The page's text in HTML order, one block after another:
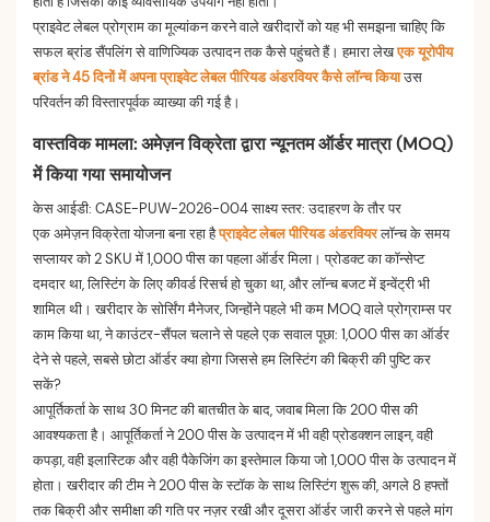
प्राइवेट लेबल प्रोग्राम का मूल्यांकन करने वाले खरीदारों को यह भी समझना चाहिए कि
सफल ब्रांड सैंपलिंग से वाणिज्यिक उत्पादन तक कैसे पहुंचते हैं। हमारा लेखएक यूरोपीय
ब्रांड ने 45 दिनों में अपना प्राइवेट लेबल पीरियड अंडरवियर कैसे लॉन्च कियाउस
परिवर्तन की विस्तारपूर्वक व्याख्या की गई है।
वास्तविक मामला: अमेज़न विक्रेता द्वारा न्यूनतम ऑर्डर मात्रा (MOQ)
में किया गया समायोजन
केस आईडी: CASE-PUW-2026-004 साक्ष्य स्तर: उदाहरण के तौर पर
एक अमेज़न विक्रेता योजना बना रहा हैप्राइवेट लेबल पीरियड अंडरवियरलॉन्च के समय
सप्लायर को 2 SKU में 1,000 पीस का पहला ऑर्डर मिला। प्रोडक्ट का कॉन्सेप्ट
दमदार था, लिस्टिंग के लिए कीवर्ड रिसर्च हो चुका था, और लॉन्च बजट में इन्वेंट्री भी
शामिल थी। खरीदार के सोर्सिंग मैनेजर, जिन्होंने पहले भी कम MOQ वाले प्रोग्राम्स पर
काम किया था, ने काउंटर-सैंपल चलाने से पहले एक सवाल पूछा: 1,000 पीस का ऑर्डर
देने से पहले, सबसे छोटा ऑर्डर क्या होगा जिससे हम लिस्टिंग की बिक्री की पुष्टि कर
सकें?
आपूर्तिकर्ता के साथ 30 मिनट की बातचीत के बाद, जवाब मिला कि 200 पीस की
आवश्यकता है। आपूर्तिकर्ता ने 200 पीस के उत्पादन में भी वही प्रोडक्शन लाइन, वही
कपड़ा, वही इलास्टिक और वही पैकेजिंग का इस्तेमाल किया जो 1,000 पीस के उत्पादन में
होता। खरीदार की टीम ने 200 पीस के स्टॉक के साथ लिस्टिंग शुरू की, अगले 8 हफ्तों
तक बिक्री और समीक्षा की गति पर नज़र रखी और दूसरा ऑर्डर जारी करने से पहले मांग